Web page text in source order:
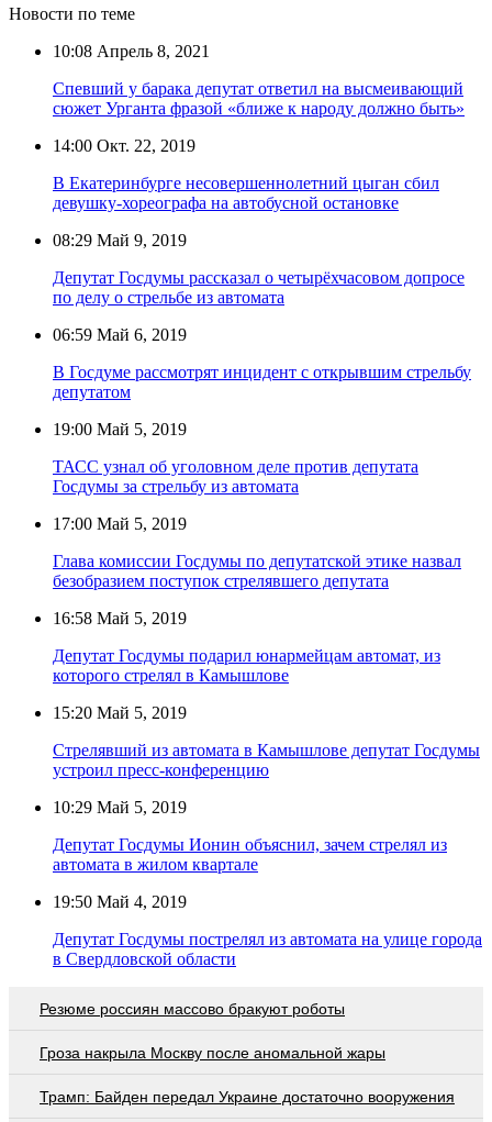
Новости по теме
10:08 Апрель 8, 2021
Спевший у барака депутат ответил на высмеивающий
сюжет Урганта фразой «ближе к народу должно быть»
14:00 Окт. 22, 2019
В Екатеринбурге несовершеннолетний цыган сбил
девушку-хореографа на автобусной остановке
08:29 Май 9, 2019
Депутат Госдумы рассказал о четырёхчасовом допросе
по делу о стрельбе из автомата
06:59 Май 6, 2019
В Госдуме рассмотрят инцидент с открывшим стрельбу
депутатом
19:00 Май 5, 2019
ТАСС узнал об уголовном деле против депутата
Госдумы за стрельбу из автомата
17:00 Май 5, 2019
Глава комиссии Госдумы по депутатской этике назвал
безобразием поступок стрелявшего депутата
16:58 Май 5, 2019
Депутат Госдумы подарил юнармейцам автомат, из
которого стрелял в Камышлове
15:20 Май 5, 2019
Стрелявший из автомата в Камышлове депутат Госдумы
устроил пресс-конференцию
10:29 Май 5, 2019
Депутат Госдумы Ионин объяснил, зачем стрелял из
автомата в жилом квартале
19:50 Май 4, 2019
Депутат Госдумы пострелял из автомата на улице города
в Свердловской области
Резюме россиян массово бракуют роботы
Гроза накрыла Москву после аномальной жары
Трамп: Байден передал Украине достаточно вооружения